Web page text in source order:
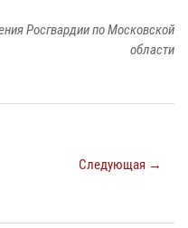
Росгвардии по Московской
области
Следующая →